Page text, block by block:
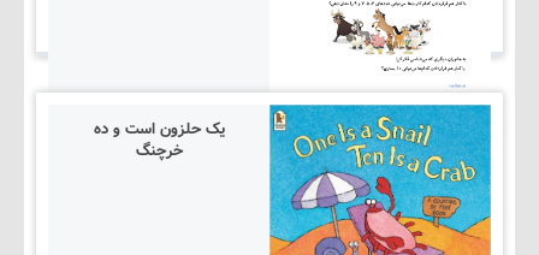
۱۴۰۵/۰۳/۰۵
یک حلزون است و ده